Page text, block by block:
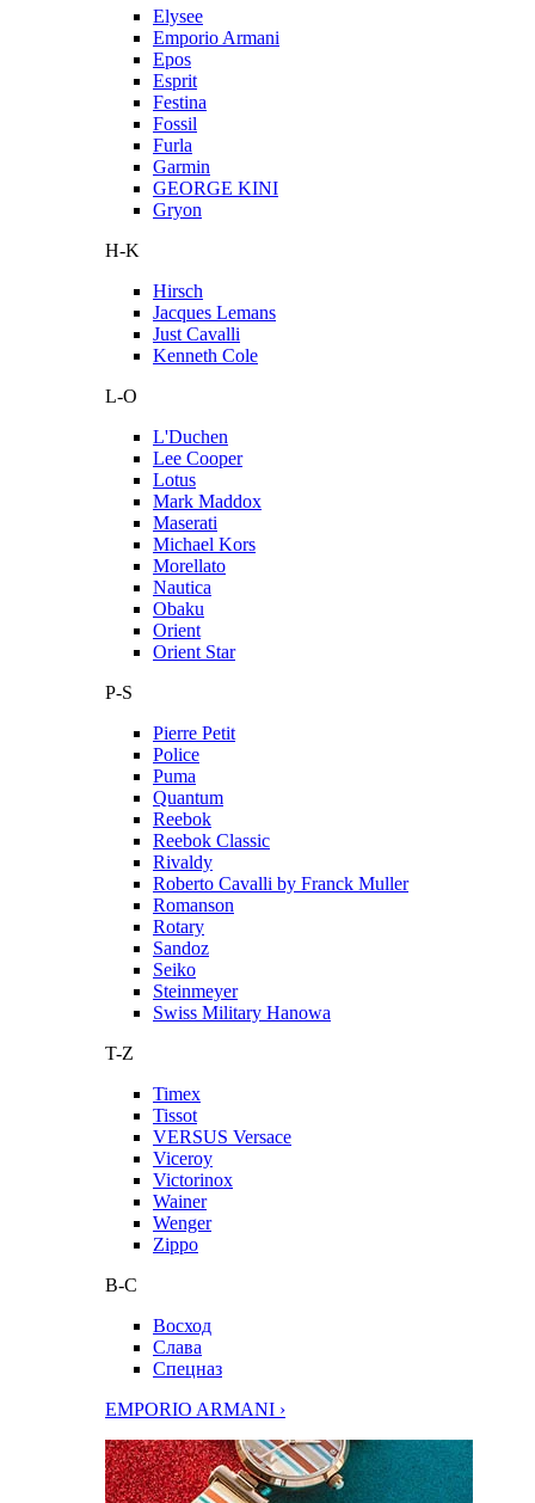
Elysee
Emporio Armani
Epos
Esprit
Festina
Fossil
Furla
Garmin
GEORGE KINI
Gryon
H-K
Hirsch
Jacques Lemans
Just Cavalli
Kenneth Cole
L-O
L'Duchen
Lee Cooper
Lotus
Mark Maddox
Maserati
Michael Kors
Morellato
Nautica
Obaku
Orient
Orient Star
P-S
Pierre Petit
Police
Puma
Quantum
Reebok
Reebok Classic
Rivaldy
Roberto Cavalli by Franck Muller
Romanson
Rotary
Sandoz
Seiko
Steinmeyer
Swiss Military Hanowa
T-Z
Timex
Tissot
VERSUS Versace
Viceroy
Victorinox
Wainer
Wenger
Zippo
В-С
Восход
Слава
Спецназ
EMPORIO ARMANI ›